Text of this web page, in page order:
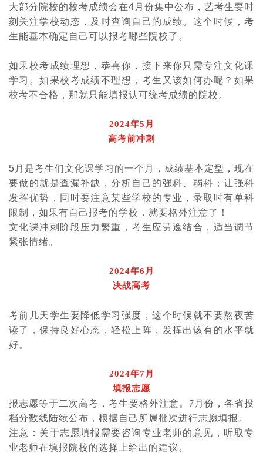
大部分院校的校考成绩会在4月份集中公布，艺考生要时
刻关注学校动态，及时查询自己的成绩。这个时候，考
生能基本确定自己可以报考哪些院校了。
如果校考成绩理想，恭喜你，接下来你只需专注文化课
学习。如果校考成绩不理想，考生又该如何办呢？如果
校考不合格，那就只能填报认可统考成绩的院校。
2024年5月
高考前冲刺
5月是考生们文化课学习的一个月，成绩基本定型，现在
要做的就是查漏补缺，分析自己的强科、弱科；让强科
发挥优势，同时要注意某些学校的专业，录取时有单科
限制，如果有自己报考的学校，就要格外注意了！
文化课冲刺阶段压力繁重，考生应劳逸结合，适当调节
紧张情绪。
2024年6月
决战高考
考前几天学生要降低学习强度，这个时候就不要熬夜苦
读了，保持良好心态，轻松上阵，发挥出该有的水平就
好。
2024年7月
填报志愿
报志愿等于二次高考，考生要格外注意。7月份，各省投
档分数线陆续公布，根据自己所属批次进行志愿填报。
注意：关于志愿填报需要咨询专业老师的意见，听取专
业老师在填报院校的选择上给出的建议。